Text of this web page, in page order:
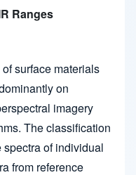
Ranges
surface materials
on
imagery
The classification
of individual
from reference